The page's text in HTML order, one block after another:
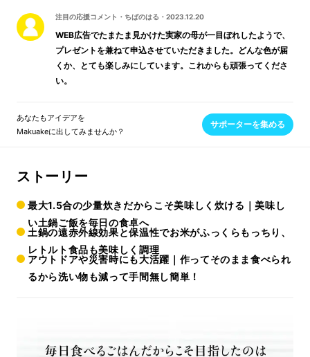
注目の応援コメント ・ ちばのはる ・ 2023.12.20
WEB広告でたまたま見かけた実家の母が一目ぼれしたようで、
プレゼントを兼ねて申込させていただきました。どんな色が届
くか、とても楽しみにしています。これからも頑張ってくださ
い。
あなたもアイデアを
Makuakeに出してみませんか？
サポーターを集める
ストーリー
最大1.5合の少量炊きだからこそ美味しく炊ける｜美味し
い土鍋ご飯を毎日の食卓へ
土鍋の遠赤外線効果と保温性でお米がふっくらもっちり、
レトルト食品も美味しく調理
アウトドアや災害時にも大活躍｜作ってそのまま食べられ
るから洗い物も減って手間無し簡単！